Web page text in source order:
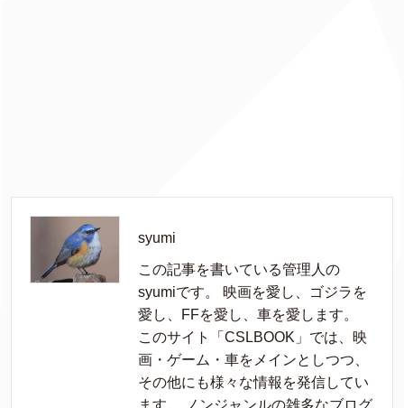
syumi
この記事を書いている管理人の
syumiです。 映画を愛し、ゴジラを
愛し、FFを愛し、車を愛します。
このサイト「CSLBOOK」では、映
画・ゲーム・車をメインとしつつ、
その他にも様々な情報を発信してい
ます。 ノンジャンルの雑多なブログ